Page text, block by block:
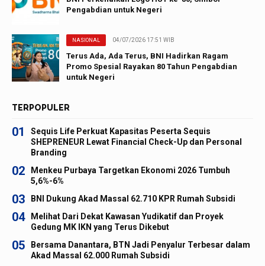
Pengabdian untuk Negeri
NASIONAL 04/07/2026 17:51 WIB
Terus Ada, Ada Terus, BNI Hadirkan Ragam
Promo Spesial Rayakan 80 Tahun Pengabdian
untuk Negeri
TERPOPULER
01
Sequis Life Perkuat Kapasitas Peserta Sequis
SHEPRENEUR Lewat Financial Check-Up dan Personal
Branding
02
Menkeu Purbaya Targetkan Ekonomi 2026 Tumbuh
5,6%-6%
03 BNI Dukung Akad Massal 62.710 KPR Rumah Subsidi
04
Melihat Dari Dekat Kawasan Yudikatif dan Proyek
Gedung MK IKN yang Terus Dikebut
05
Bersama Danantara, BTN Jadi Penyalur Terbesar dalam
Akad Massal 62.000 Rumah Subsidi